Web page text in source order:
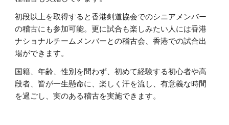
初段以上を取得すると香港剣道協会でのシニアメンバー
の稽古にも参加可能。更に試合も楽しみたい人には香港
ナショナルチームメンバーとの稽古会、香港での試合出
場ができます。
国籍、年齢、性別を問わず、初めて経験する初心者や高
段者、皆が一生懸命に、楽しく汗を流し、有意義な時間
を過ごし、実のある稽古を実施できます。